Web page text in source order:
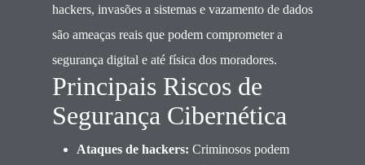
hackers, invasões a sistemas e vazamento de dados
são ameaças reais que podem comprometer a
segurança digital e até física dos moradores.
Principais Riscos de
Segurança Cibernética
Ataques de hackers: Criminosos podem